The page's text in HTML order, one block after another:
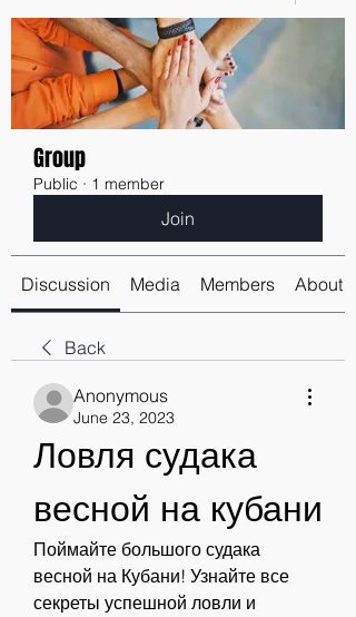
Group
Public · 1 member
Join
Discussion Media Members About
Back
Anonymous
June 23, 2023
Ловля судака
весной на кубани
Поймайте большого судака
весной на Кубани! Узнайте все
секреты успешной ловли и